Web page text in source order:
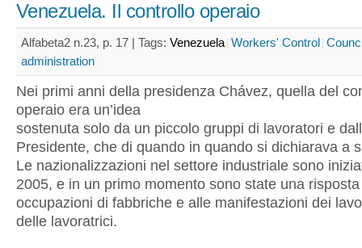
Venezuela. Il controllo operaio
Alfabeta2 n.23, p. 17 | Tags: Venezuela Workers' Control
administration
Nei primi anni della presidenza Chávez, quella del
operaio era un’idea
sostenuta solo da un piccolo gruppi di lavoratori e
Presidente, che di quando in quando si dichiarava a
Le nazionalizzazioni nel settore industriale sono
2005, e in un primo momento sono state una
occupazioni di fabbriche e alle manifestazioni dei
delle lavoratrici.